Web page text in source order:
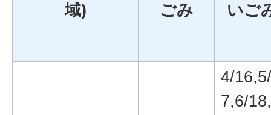
域)
ごみ
いご
4/16,5/
7,6/18,